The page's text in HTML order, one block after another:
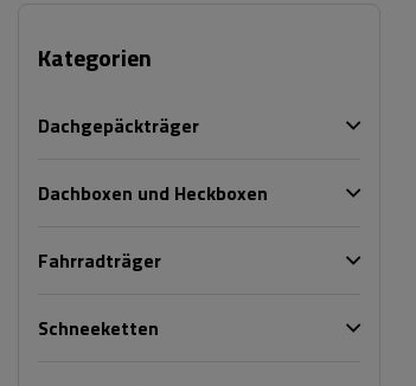
Kategorien
Dachgepäckträger
Dachboxen und Heckboxen
Fahrradträger
Schneeketten